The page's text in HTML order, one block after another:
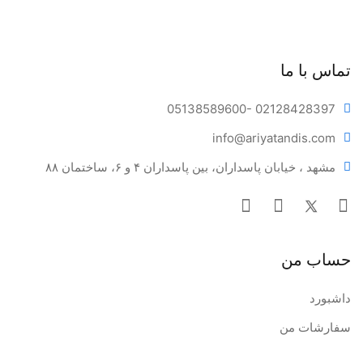
تماس با ما
05138589600- 02128428397
info@ariyatandis.com
مشهد ، خیابان پاسداران، بین پاسداران ۴ و ۶، ساختمان ۸۸
حساب من
داشبورد
سفارشات من